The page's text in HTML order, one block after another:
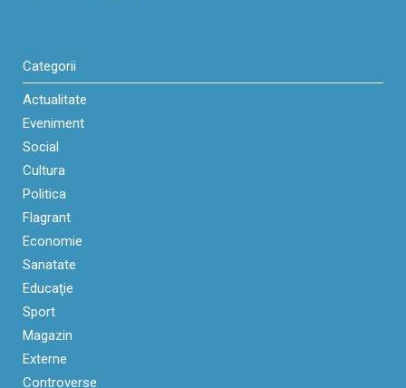
Categorii
Actualitate
Eveniment
Social
Cultura
Politica
Flagrant
Economie
Sanatate
Educaţie
Sport
Magazin
Externe
Controverse